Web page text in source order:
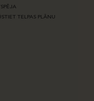
TELPAS PLĀNU